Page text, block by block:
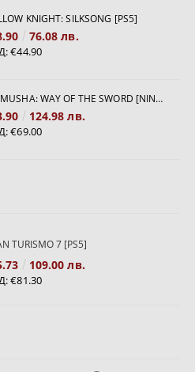
KNIGHT: SILKSONG [PS5]
76.08 лв.
€44.90
ONIMUSHA: WAY OF THE SWORD [NINTENDO SWITCH 2]
124.98 лв.
€69.00
TURISMO 7 [PS5]
109.00 лв.
€81.30